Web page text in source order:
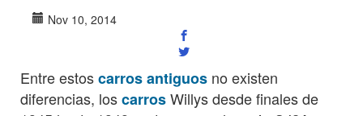
Nov 10, 2014
Entre estoscarros antiguos no existen
diferencias, loscarrosWillys desde finales de